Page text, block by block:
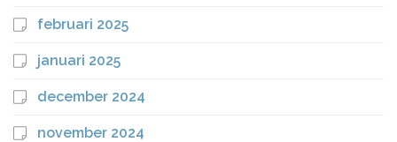
februari 2025
januari 2025
december 2024
november 2024